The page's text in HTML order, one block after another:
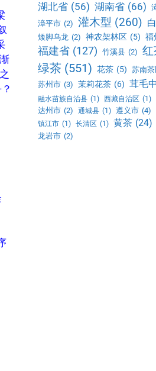
湖北省 (56) 湖南省 (66)
漳平市 (2) 灌木型 (260)
矮脚乌龙 (2) 神农架林区 (5) 福
福建省 (127) 竹溪县 (2)
绿茶 (551) 花茶 (5) 苏南
苏州市 (3) 茉莉花茶 (6) 茸毛中
融水苗族自治县 (1) 西藏自治区 (1)
达州市 (2) 通城县 (1) 遵义市 (4)
镇江市 (1) 长清区 (1) 黄茶 (24)
龙岩市 (2)